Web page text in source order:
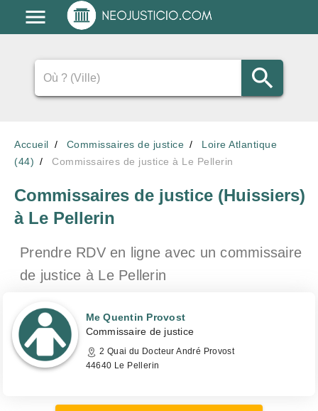
Accueil Commissaires de justice
Loire Atlantique
(44)
Commissaires de justice à Le Pellerin
Commissaires de justice (Huissiers)
à Le Pellerin
Prendre RDV en ligne avec un commissaire
de justice à Le Pellerin
Me Quentin Provost
Commissaire de justice
2 Quai du Docteur André Provost
44640 Le Pellerin